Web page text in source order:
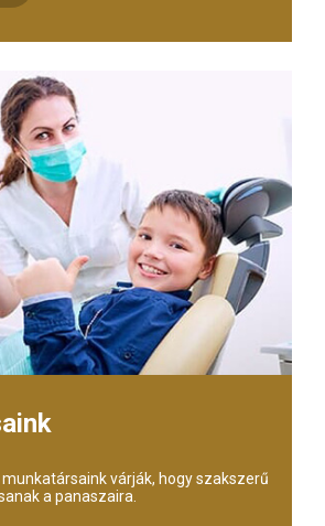
munkatársaink várják, hogy szakszerű
a panaszaira.